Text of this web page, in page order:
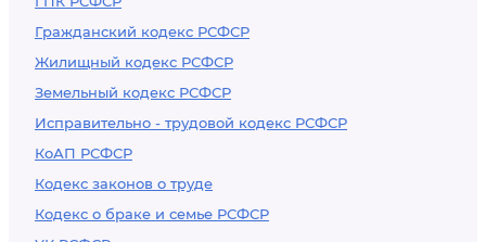
Гражданский кодекс РСФСР
Жилищный кодекс РСФСР
Земельный кодекс РСФСР
Исправительно - трудовой кодекс РСФСР
КоАП РСФСР
Кодекс законов о труде
Кодекс о браке и семье РСФСР